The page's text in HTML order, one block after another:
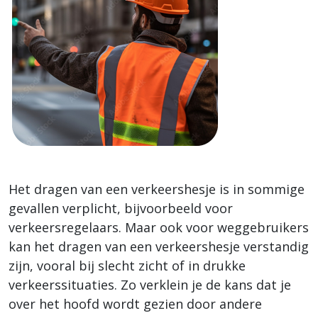
Het dragen van een verkeershesje is in sommige
gevallen verplicht, bijvoorbeeld voor
verkeersregelaars. Maar ook voor weggebruikers
kan het dragen van een verkeershesje verstandig
zijn, vooral bij slecht zicht of in drukke
verkeerssituaties. Zo verklein je de kans dat je
over het hoofd wordt gezien door andere